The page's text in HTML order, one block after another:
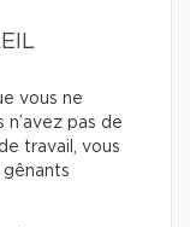
vous ne
n’avez pas de
travail, vous